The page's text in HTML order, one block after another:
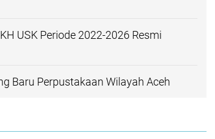
USK Periode 2022-2026 Resmi
Baru Perpustakaan Wilayah Aceh